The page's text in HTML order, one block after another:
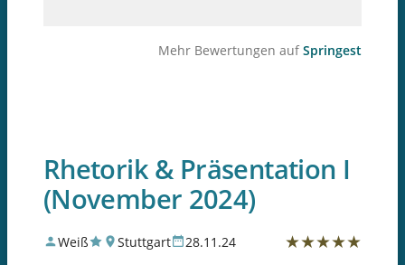
Mehr Bewertungen aufSpringest
Rhetorik & Präsentation I
(November 2024)
Weiß Stuttgart 28.11.24 ★★★★★